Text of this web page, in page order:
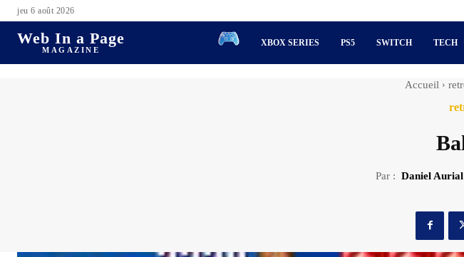
jeu 6 août 2026
Web In a Page
MAGAZINE
XBOX SERIES PS5 SWITCH TECH
Accueil
Par : Daniel Aurial